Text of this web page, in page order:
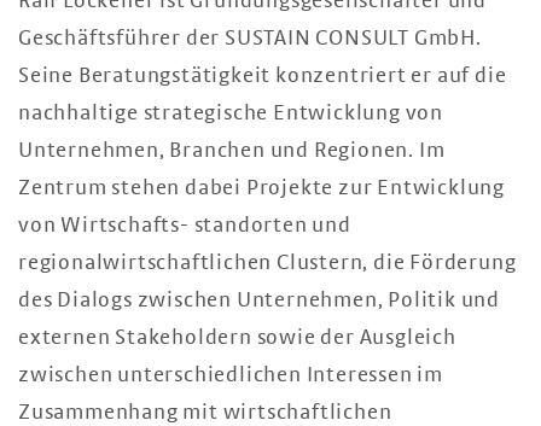
Geschäftsführer der SUSTAIN CONSULT GmbH.
Seine Beratungstätigkeit konzentriert er auf die
nachhaltige strategische Entwicklung von
Unternehmen, Branchen und Regionen. Im
Zentrum stehen dabei Projekte zur Entwicklung
von Wirtschafts- standorten und
regionalwirtschaftlichen Clustern, die Förderung
des Dialogs zwischen Unternehmen, Politik und
externen Stakeholdern sowie der Ausgleich
zwischen unterschiedlichen Interessen im
Zusammenhang mit wirtschaftlichen